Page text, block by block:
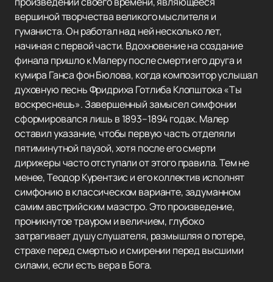
вершиной творчества великого мыслителя и
гуманиста. Он работал над ней несколько лет,
начиная с первой части. Вдохновение на создание
финала пришло к Малеру после смерти его друга и
кумира Ганса фон Бюлова, когда композитор услышал
духовную песнь Фридриха Готлиба Клопштока «Ты
воскреснешь». Завершенный замысел симфонии
сформировался лишь в 1893–1894 годах. Малер
оставил указание, чтобы первую часть отделяли
пятиминутной паузой, хотя после его смерти
дирижеры часто отступали от этого правила. Тем не
менее, Теодор Курентзис и его коллектив исполнят
симфонию в классическом варианте, задуманном
самим австрийским маэстро. Это произведение,
проникнутое трауром и величием, глубоко
затрагивает душу слушателя, размышляя о потере,
страхе перед смертью и смирении перед высшими
силами, если есть вера в Бога.